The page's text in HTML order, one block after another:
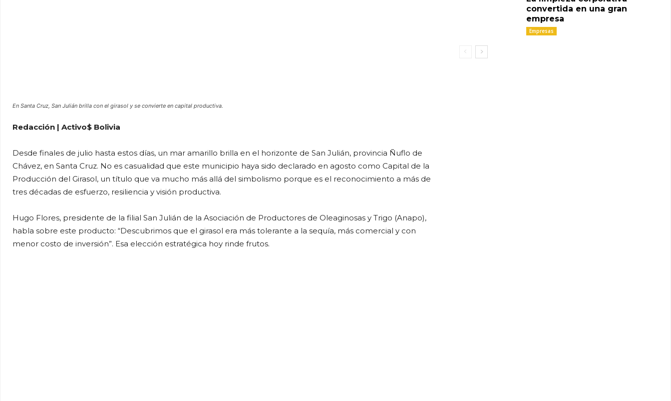
En Santa Cruz, San Julián brilla con el girasol y se convierte en capital productiva.
Redacción | Activo$ Bolivia
Desde finales de julio hasta estos días, un mar amarillo brilla en el horizonte de San Julián, provincia Ñuflo de
Chávez, en Santa Cruz. No es casualidad que este municipio haya sido declarado en agosto como Capital de la
Producción del Girasol, un título que va mucho más allá del simbolismo porque es el reconocimiento a más de
tres décadas de esfuerzo, resiliencia y visión productiva.
Hugo Flores, presidente de la filial San Julián de la Asociación de Productores de Oleaginosas y Trigo (Anapo),
habla sobre este producto: “Descubrimos que el girasol era más tolerante a la sequía, más comercial y con
menor costo de inversión”. Esa elección estratégica hoy rinde frutos.
convertida en una gran
empresa
Empresas